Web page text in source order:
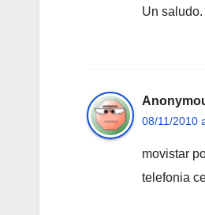
Un saludo.
08/11/2010
movistar
telefonia